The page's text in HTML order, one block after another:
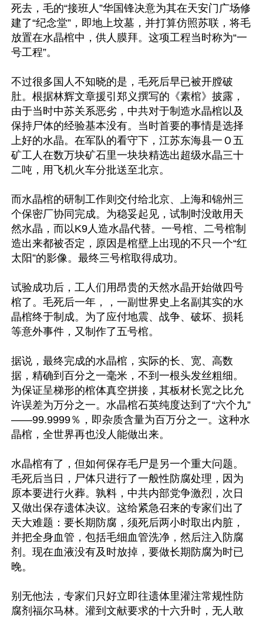
死去，毛的“接班人”华国锋决意为其在天安门广场修
建了“纪念堂”，即地上坟墓，并打算仿照苏联，将毛
放置在水晶棺中，供人膜拜。这项工程当时称为“一
号工程”。
不过很多国人不知晓的是，毛死后早已被开膛破
肚。根据林辉文章援引郑义撰写的《素棺》披露，
由于当时中苏关系恶劣，中共对于制造水晶棺以及
保持尸体的经验基本没有。当时首要的事情是选择
上好的水晶。在军队的看守下，江苏东海县一Ｏ五
矿工人在数万块矿石里一块块精选出超级水晶三十
二吨，用飞机火车分批送至北京。
而水晶棺的研制工作则交付给北京、上海和锦州三
个保密厂协同完成。为稳妥起见，试制时没敢用天
然水晶，而以K9人造水晶代替。一号棺、二号棺制
造出来都被否定，原因是棺壁上出现的不只一个“红
太阳”的影像。最终三号棺取得成功。
试验成功后，工人们用昂贵的天然水晶开始做四号
棺了。毛死后一年，，一副世界史上名副其实的水
晶棺终于制成。为了应付地震、战争、破坏、损耗
等意外事件，又制作了五号棺。
据说，最终完成的水晶棺，实际的长、宽、高数
据，精确到百分之一毫米，不到一根头发丝粗细。
为保证呈梯形的棺体真空拼接，其板材长宽之比允
许误差为万分之一。水晶棺石英纯度达到了“六个九”
——99.9999％，即杂质含量为百万分之一。这种水
晶棺，全世界再也没人能做出来。
水晶棺有了，但如何保存毛尸是另一个重大问题。
毛死后当日，尸体只进行了一般性防腐处理，因为
原本要进行火葬。孰料，中共内部党争激烈，次日
又做出保存遗体决议。这给紧急召来的专家们出了
天大难题：要长期防腐，须死后两小时取出内脏，
并把全身血管，包括毛细血管洗净，然后注入防腐
剂。现在血液没有及时放掉，要做长期防腐为时已
晚。
别无他法，专家们只好立即往遗体里灌注常规性防
腐剂福尔马林。灌到文献要求的十六升时，无人敢